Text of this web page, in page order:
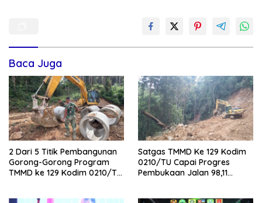
Baca Juga
2 Dari 5 Titik Pembangunan
Gorong-Gorong Program
TMMD ke 129 Kodim 0210/TU
Satgas TMMD Ke 129 Kodim
0210/TU Capai Progres
Pembukaan Jalan 98,11